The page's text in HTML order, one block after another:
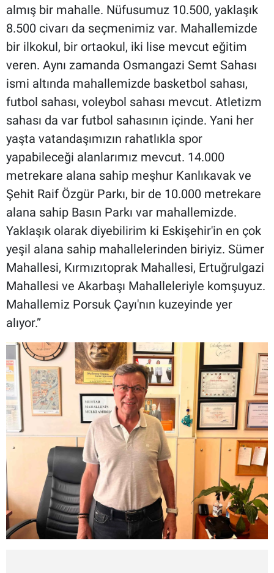
almış bir mahalle. Nüfusumuz 10.500, yaklaşık
8.500 civarı da seçmenimiz var. Mahallemizde
bir ilkokul, bir ortaokul, iki lise mevcut eğitim
veren. Aynı zamanda Osmangazi Semt Sahası
ismi altında mahallemizde basketbol sahası,
futbol sahası, voleybol sahası mevcut. Atletizm
sahası da var futbol sahasının içinde. Yani her
yaşta vatandaşımızın rahatlıkla spor
yapabileceği alanlarımız mevcut. 14.000
metrekare alana sahip meşhur Kanlıkavak ve
Şehit Raif Özgür Parkı, bir de 10.000 metrekare
alana sahip Basın Parkı var mahallemizde.
Yaklaşık olarak diyebilirim ki Eskişehir'in en çok
yeşil alana sahip mahallelerinden biriyiz. Sümer
Mahallesi, Kırmızıtoprak Mahallesi, Ertuğrulgazi
Mahallesi ve Akarbaşı Mahalleleriyle komşuyuz.
Mahallemiz Porsuk Çayı'nın kuzeyinde yer
alıyor.”